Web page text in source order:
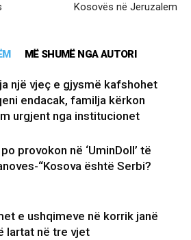
Kosovës në Jeruzalem
MË SHUMË NGA AUTORI
një vjeç e gjysmë kafshohet
endacak, familja kërkon
urgjent nga institucionet
provokon në ‘UminDoll’ të
“Kosova është Serbi?
e ushqimeve në korrik janë
lartat në tre vjet